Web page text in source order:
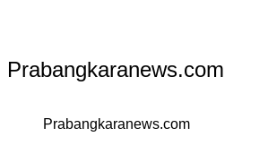
Prabangkaranews.com
Prabangkaranews.com